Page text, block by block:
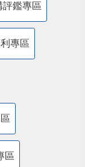
評鑑專區
專區
區